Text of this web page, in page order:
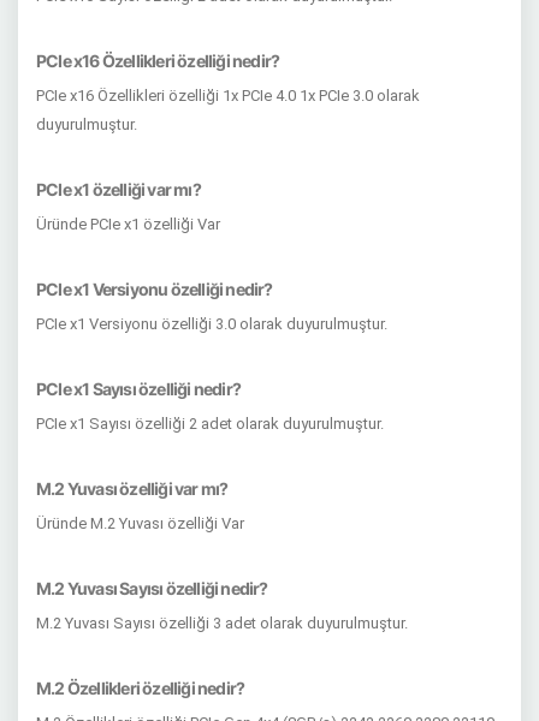
PCIe x16 Özellikleri özelliği nedir?
PCIe x16 Özellikleri özelliği 1x PCIe 4.0 1x PCIe 3.0 olarak
duyurulmuştur.
PCIe x1 özelliği var mı?
Üründe PCIe x1 özelliği Var
PCIe x1 Versiyonu özelliği nedir?
PCIe x1 Versiyonu özelliği 3.0 olarak duyurulmuştur.
PCIe x1 Sayısı özelliği nedir?
PCIe x1 Sayısı özelliği 2 adet olarak duyurulmuştur.
M.2 Yuvası özelliği var mı?
Üründe M.2 Yuvası özelliği Var
M.2 Yuvası Sayısı özelliği nedir?
M.2 Yuvası Sayısı özelliği 3 adet olarak duyurulmuştur.
M.2 Özellikleri özelliği nedir?